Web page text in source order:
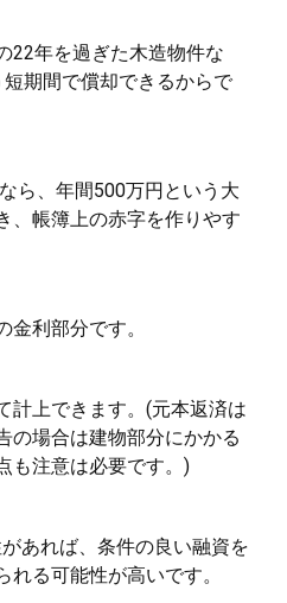
22年を過ぎた木造物件な
期間で償却できるからで
ら、年間500万円という大
、帳簿上の赤字を作りやす
利部分です。
計上できます。(元本返済は
の場合は建物部分にかかる
も注意は必要です。)
あれば、条件の良い融資を
る可能性が高いです。